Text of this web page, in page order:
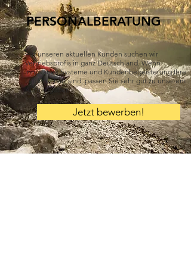
PERSONALBERATUNG
Für unseren aktuellen Kunden suchen wir
Vertriebsprofis in ganz Deutschland. Wenn
innovative Systeme und Kundenbegeisterung Ihre
Leidenschaft sind, passen Sie sehr gut zu unserem
Auftraggeber.
Jetzt bewerben!